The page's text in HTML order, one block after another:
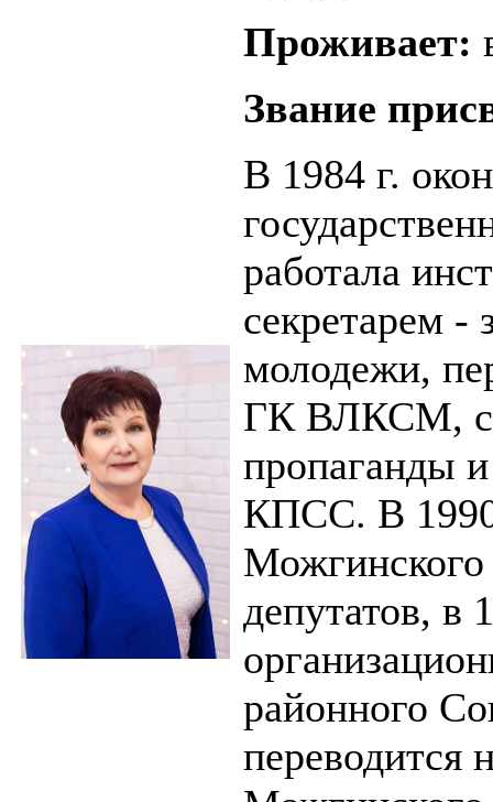
Проживает:
Звание
В 1984 г.
работала
секретарем
молодежи,
ГК ВЛКСМ, с
пропаганды
КПСС. В 1990
Можгинского
депутатов, в
районного
переводится